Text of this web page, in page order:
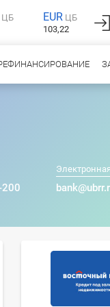
ЦБ EUR ЦБ
103,22